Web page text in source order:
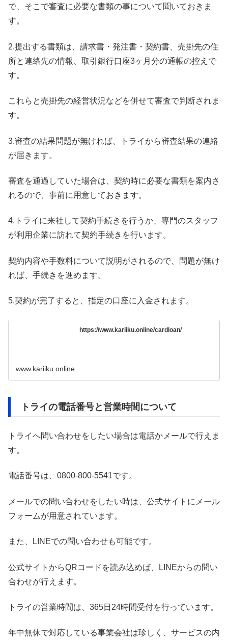
で、そこで審査に必要な書類の事について聞いておきま
す。
2.提出する書類は、請求書・発注書・契約書、売掛先の住
所と連絡先の情報、取引銀行口座3ヶ月分の通帳の控えで
す。
これらと売掛先の経営状況などを併せて審査で判断されま
す。
3.審査の結果問題が無ければ、トライから審査結果の連絡
が届きます。
審査を通過していた場合は、契約時に必要な書類を案内さ
れるので、事前に用意しておきます。
4.トライに来社して契約手続きを行うか、専門のスタッフ
が利用企業に訪れて契約手続きを行います。
契約内容や手数料について説明がされるので、問題が無け
れば、手続きを進めます。
5.契約が完了すると、指定の口座に入金されます。
https://www.kariiku.online/cardloan/
www.kariiku.online
トライの電話番号と営業時間について
トライへ問い合わせをしたい場合は電話かメールで行えま
す。
電話番号は、0800-800-5541です。
メールでの問い合わせをしたい時は、公式サイトにメール
フォームが用意されています。
また、LINEでの問い合わせも可能です。
公式サイトからQRコードを読み込めば、LINEからの問い
合わせが行えます。
トライの営業時間は、365日24時間受付を行っています。
年中無休で対応している事業会社は珍しく、サービスの内